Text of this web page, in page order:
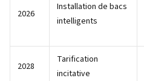
2026
Installation de bacs
intelligents
2028
Tarification
incitative